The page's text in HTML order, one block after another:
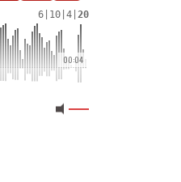
6 10 4 20
00:04